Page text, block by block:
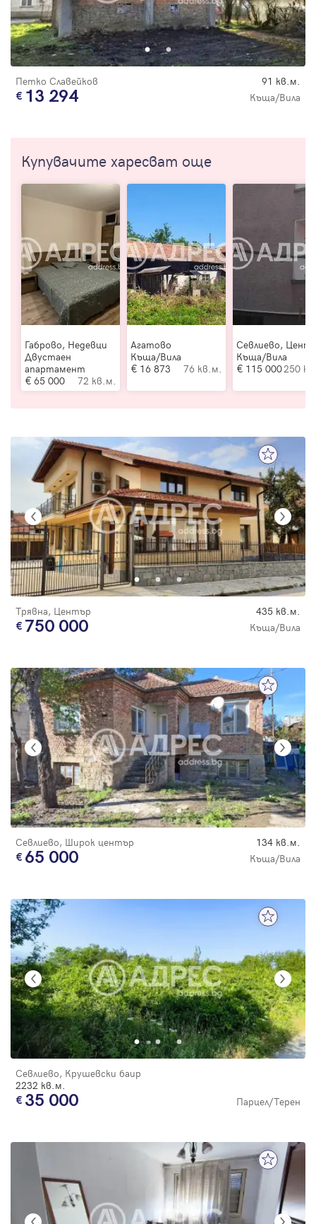
Петко Славейков 91 кв.м.
13 294 Къща/Вила
Купувачите харесват още
Габрово, Недевци
Двустаен
апартамент
65 000
72 кв.м.
Агатово
Къща/Вила
16 873
76 кв.м.
Севлиево,
Къща/Вила
115 000250
Трявна, Център 435 кв.м.
750 000 Къща/Вила
Севлиево, Широк център 134 кв.м.
65 000 Къща/Вила
Севлиево, Крушевски баир
2232 кв.м.
35 000 Парцел/Терен